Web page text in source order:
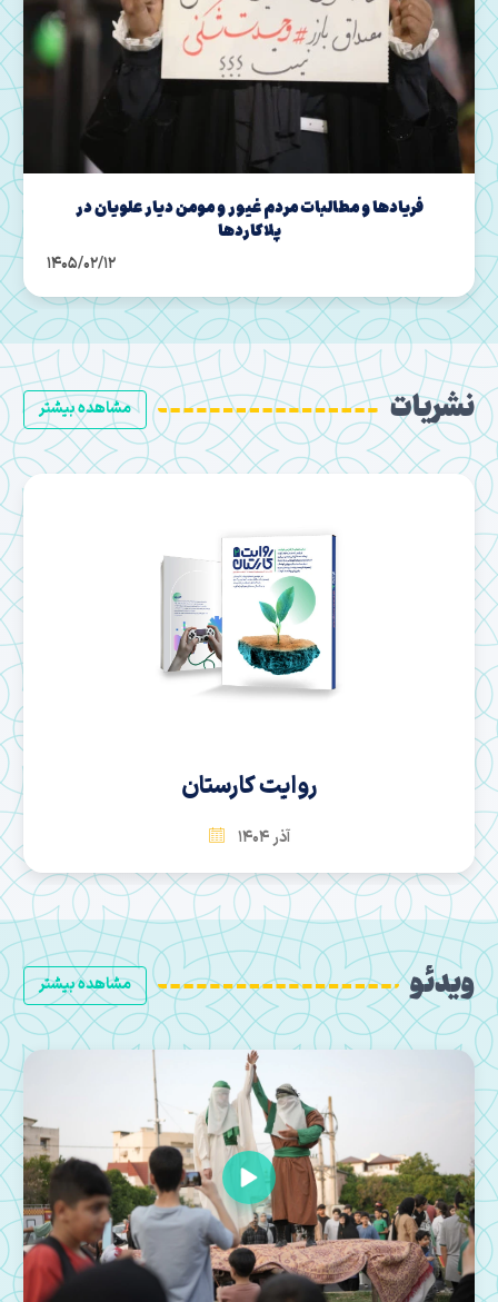
مازندران | قاب حماسه حضور مردم در شب های اقتدار
مشاهده بیشتر نشریات
سها
بهمن 1404
مشاهده بیشتر ویدئو